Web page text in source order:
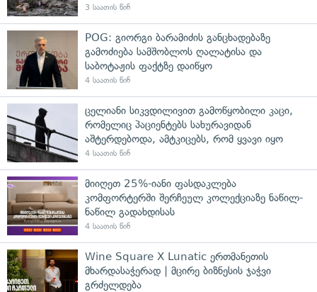
3 საათის წინ
POG: გიორგი ბარამიძის განცხადებაზე
გამოძიება სამშობლოს ღალატისა და
საბოტაჟის ფაქტზე დაიწყო
4 საათის წინ
ცელიანი სიკვდილივით გამოწყობილი კაცი,
რომელიც პაციენტებს სახურავიდან
აშტერდებოდა, ამტკიცებს, რომ ყვავი იყო
4 საათის წინ
მიიღეთ 25%-იანი ფასდაკლება
კომფორტერში შერჩეულ კოლექციაზე ნაწილ-
ნაწილ გადახდისას
4 საათის წინ
Wine Square X Lunatic ერთმანეთის
მხარდასაჭერად | მცირე ბიზნესის ჯაჭვი
გრძელდება